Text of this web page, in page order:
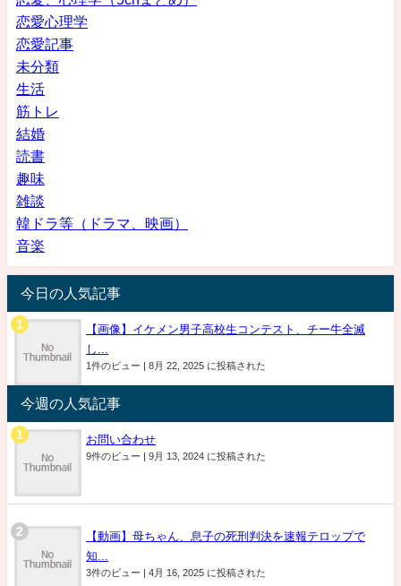
恋愛心理学
恋愛記事
未分類
生活
筋トレ
結婚
読書
趣味
雑談
韓ドラ等（ドラマ、映画）
音楽
今日の人気記事
【画像】イケメン男子高校生コンテスト、チー牛全滅
し...
1件のビュー 8月 22, 2025 に投稿された
今週の人気記事
お問い合わせ
9件のビュー 9月 13, 2024 に投稿された
【動画】母ちゃん、息子の死刑判決を速報テロップで
知...
3件のビュー 4月 16, 2025 に投稿された